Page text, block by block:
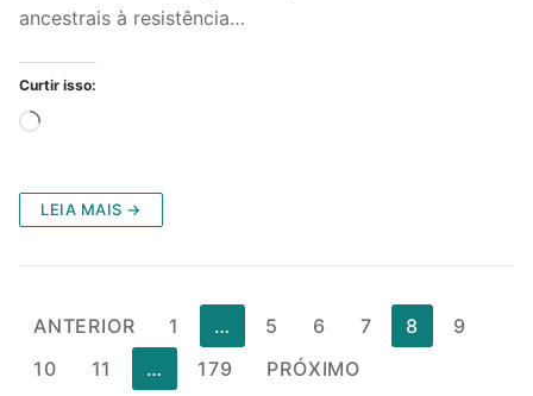
ancestrais à resistência…
Curtir isso:
Carregando...
LEIA MAIS →
Paginação
de
ANTERIOR 1 … 5 6 7 8
9
10
11 … 179 PRÓXIMO